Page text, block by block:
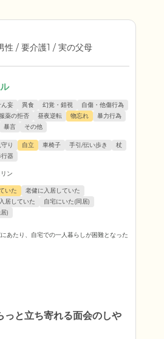
性 / 要介護1 / 実の父母
妄 異食 幻覚・錯視
自傷・他傷行為
薬の拒否
昼夜逆転 物忘れ
暴力行為
暴言 その他
守り 自立 車椅子 手引/伝い歩き
杖
器
ン
いた
老健に入居していた
居していた
自宅にいた(同居)
)
あたり、自宅での一人暮らしが困難となった
っと立ち寄れる面会のしや